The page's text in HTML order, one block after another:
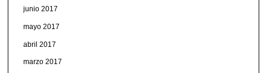
junio 2017
mayo 2017
abril 2017
marzo 2017